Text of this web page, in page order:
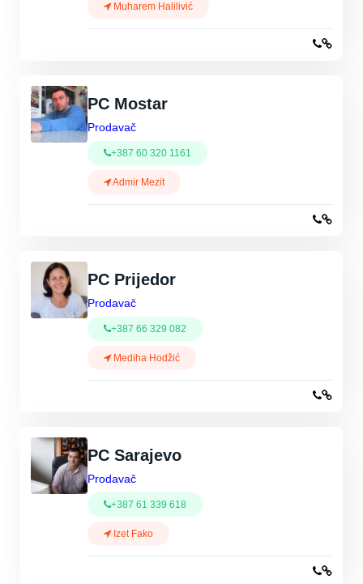
Muharem Halilivić
PC Mostar
Prodavač
+387 60 320 1161
Admir Mezit
PC Prijedor
Prodavač
+387 66 329 082
Mediha Hodžić
PC Sarajevo
Prodavač
+387 61 339 618
Izet Fako